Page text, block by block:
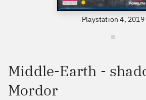
Playstation 4, 2019
Middle-Earth -
Mordor